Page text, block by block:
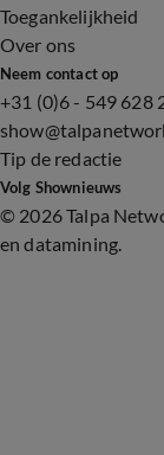
Toegankelijkheid
Over ons
Neem contact op
+31 (0)6 - 549 628
Tip de redactie
Volg Shownieuws
© 2026 Talpa
en datamining.